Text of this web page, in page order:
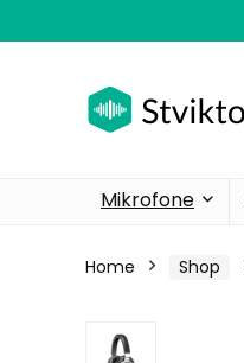
Mikrofone
Home Shop